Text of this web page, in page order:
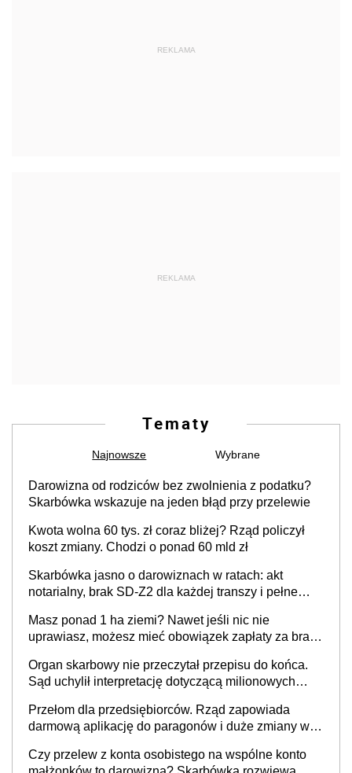
REKLAMA
REKLAMA
Tematy
Najnowsze Wybrane
Darowizna od rodziców bez zwolnienia z podatku?
Skarbówka wskazuje na jeden błąd przy przelewie
Kwota wolna 60 tys. zł coraz bliżej? Rząd policzył
koszt zmiany. Chodzi o ponad 60 mld zł
Skarbówka jasno o darowiznach w ratach: akt
notarialny, brak SD-Z2 dla każdej transzy i pełne
Masz ponad 1 ha ziemi? Nawet jeśli nic nie
uprawiasz, możesz mieć obowiązek zapłaty za brak
Organ skarbowy nie przeczytał przepisu do końca.
Sąd uchylił interpretację dotyczącą milionowych
Przełom dla przedsiębiorców. Rząd zapowiada
darmową aplikację do paragonów i duże zmiany w
Czy przelew z konta osobistego na wspólne konto